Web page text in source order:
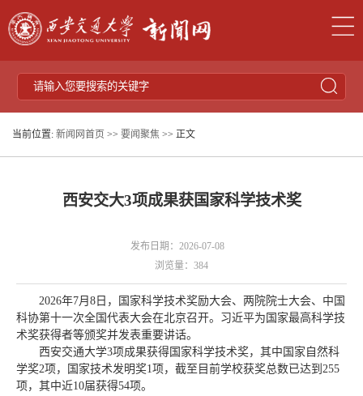
当前位置: 新闻网首页 >> 要闻聚焦 >> 正文
西安交大3项成果获国家科学技术奖
发布日期：2026-07-08
浏览量： 384
2026年7月8日，国家科学技术奖励大会、两院院士大会、中国
科协第十一次全国代表大会在北京召开。习近平为国家最高科学技
术奖获得者等颁奖并发表重要讲话。
西安交通大学3项成果获得国家科学技术奖，其中国家自然科
学奖2项，国家技术发明奖1项，截至目前学校获奖总数已达到255
项，其中近10届获得54项。